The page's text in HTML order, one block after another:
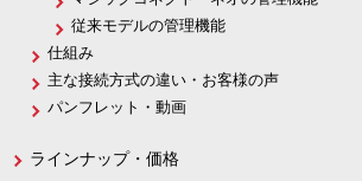
従来モデルの管理機能
仕組み
主な接続方式の違い・お客様の声
パンフレット・動画
ラインナップ・価格